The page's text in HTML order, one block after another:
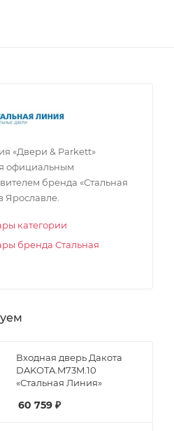
«Двери & Parkett»
официальным
бренда «Стальная
Ярославле.
категории
бренда Стальная
Входная дверь Дакота
DAKOTA.M73M.10
«Стальная Линия»
60 759 ₽